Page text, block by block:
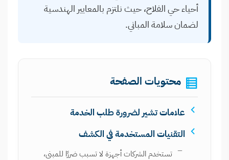
أحياء حي الفلاح، حيث نلتزم بالمعايير الهندسية
لضمان سلامة المباني.
محتويات الصفحة
علامات تشير لضرورة طلب الخدمة
التقنيات المستخدمة في الكشف
تستخدم الشركات أجهزة لا تسبب ضررًا للمبنى،